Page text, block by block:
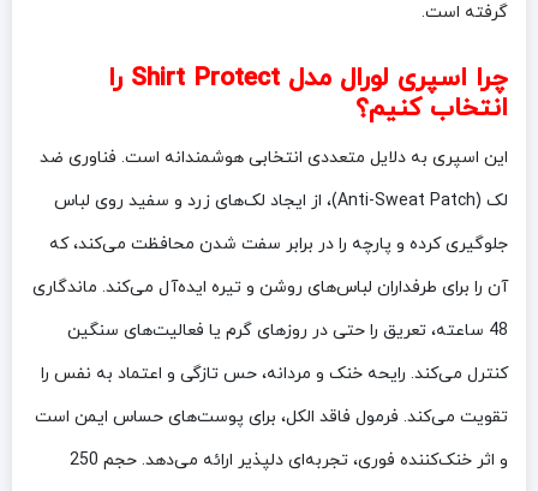
گرفته است.
چرا اسپری لورال مدل Shirt Protect را
انتخاب کنیم؟
این اسپری به دلایل متعددی انتخابی هوشمندانه است. فناوری ضد
لک (Anti-Sweat Patch)، از ایجاد لک‌های زرد و سفید روی لباس
جلوگیری کرده و پارچه را در برابر سفت شدن محافظت می‌کند، که
آن را برای طرفداران لباس‌های روشن و تیره ایده‌آل می‌کند. ماندگاری
48 ساعته، تعریق را حتی در روزهای گرم یا فعالیت‌های سنگین
کنترل می‌کند. رایحه خنک و مردانه، حس تازگی و اعتماد به نفس را
تقویت می‌کند. فرمول فاقد الکل، برای پوست‌های حساس ایمن است
و اثر خنک‌کننده فوری، تجربه‌ای دلپذیر ارائه می‌دهد. حجم 250